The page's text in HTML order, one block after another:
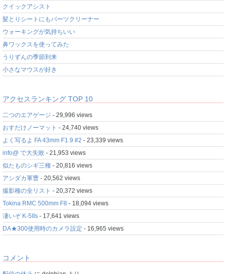
クイックアシスト
髪とりシートにもパーツクリーナー
ウォーキングが気持ちいい
鼻ワックスを使ってみた
うりずんの季節到来
小さなマウスが好き
アクセスランキング TOP 10
二つのエアゲージ - 29,996 views
おすだけノーマット - 24,740 views
よく写るよ FA 43mm F1.9 #2 - 23,339 views
info@ で大失敗 - 21,953 views
似たものシギ三種 - 20,816 views
アシダカ軍曹 - 20,562 views
撮影種の全リスト - 20,372 views
Tokina RMC 500mm F8 - 18,094 views
凄いぞ K-5IIs - 17,641 views
DA★300使用時のカメラ設定 - 16,965 views
コメント